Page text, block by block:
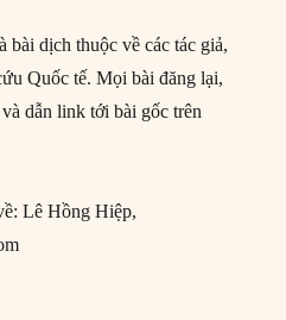
dịch thuộc về các tác giả,
Quốc tế. Mọi bài đăng lại,
dẫn link tới bài gốc trên
Lê Hồng Hiệp,